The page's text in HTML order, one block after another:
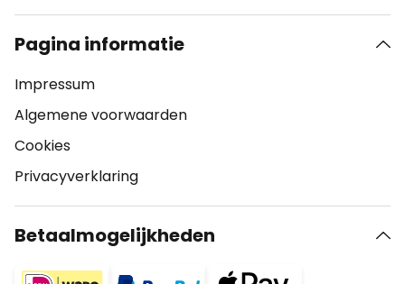
Pagina informatie
Impressum
Algemene voorwaarden
Cookies
Privacyverklaring
Betaalmogelijkheden